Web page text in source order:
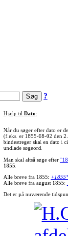
?
Hjælp til Dato:
Når du søger efter dato er
(f.eks. er 1855-08-02 den
bindestreger skal en dato i
undlade søgeord.
Man skal altså søge efter
1855.
Alle breve fra 1855:
Alle breve fra august 1855:
Det er på nuværende